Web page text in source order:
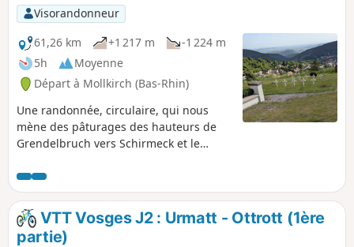
Visorandonneur
61,26 km
+1 217 m
-1 224 m
5h
Moyenne
Départ à Mollkirch (Bas-Rhin)
Une randonnée, circulaire, qui nous
mène des pâturages des hauteurs de
Grendelbruch vers Schirmeck et le
Bruche. Elle emprunte, à la fois, la
route, les routes forestières, les
chemins forestiers et les itinéraires
cyclables.
VTT Vosges J2 : Urmatt - Ottrott (1ère
partie)